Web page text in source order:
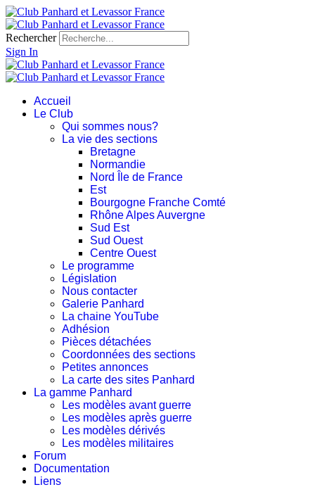
Rechercher
Sign In
Accueil
Le Club
Qui sommes nous?
La vie des sections
Bretagne
Normandie
Nord Île de France
Est
Bourgogne Franche Comté
Rhône Alpes Auvergne
Sud Est
Sud Ouest
Centre Ouest
Le programme
Législation
Nous contacter
Galerie Panhard
La chaine YouTube
Adhésion
Pièces détachées
Coordonnées des sections
Petites annonces
La carte des sites Panhard
La gamme Panhard
Les modèles avant guerre
Les modèles après guerre
Les modèles dérivés
Les modèles militaires
Forum
Documentation
Liens